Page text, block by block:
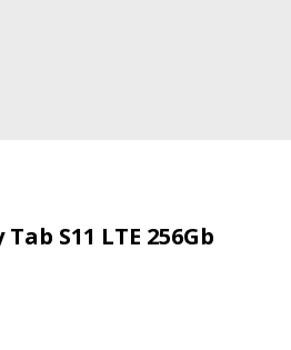
S11 LTE 256Gb